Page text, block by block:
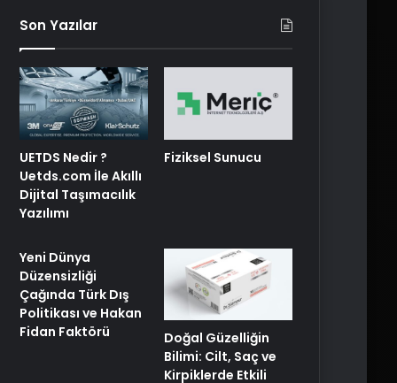
Son Yazılar
UETDS Nedir ?
Uetds.com İle Akıllı
Dijital Taşımacılık
Yazılımı
Fiziksel Sunucu
Yeni Dünya
Düzensizliği
Çağında Türk Dış
Politikası ve Hakan
Fidan Faktörü
Doğal Güzelliğin
Bilimi: Cilt, Saç ve
Kirpiklerde Etkili